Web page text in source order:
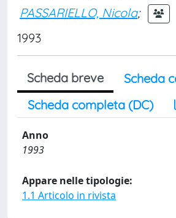
PASSARIELLO, Nicola;
1993
Scheda breve
Scheda
Scheda completa (DC)
Anno
1993
Appare nelle tipologie:
1.1 Articolo in rivista